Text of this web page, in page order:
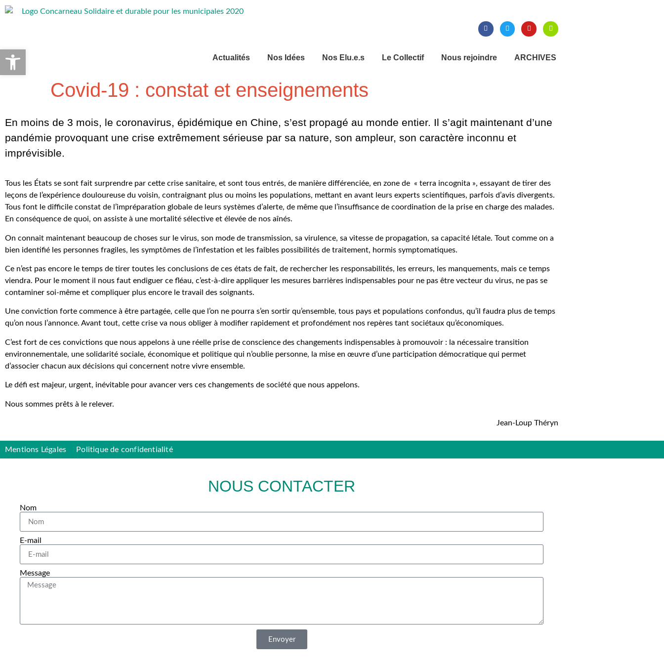
Actualités Nos Idées Nos Elu.e.s Le Collectif Nous rejoindre ARCHIVES
Covid-19 : constat et enseignements
En moins de 3 mois, le coronavirus, épidémique en Chine, s’est propagé au monde entier. Il s’agit maintenant d’une
pandémie provoquant une crise extrêmement sérieuse par sa nature, son ampleur, son caractère inconnu et
imprévisible.
Tous les États se sont fait surprendre par cette crise sanitaire, et sont tous entrés, de manière différenciée, en zone de « terra incognita », essayant de tirer des
leçons de l’expérience douloureuse du voisin, contraignant plus ou moins les populations, mettant en avant leurs experts scientifiques, parfois d’avis divergents.
Tous font le difficile constat de l’impréparation globale de leurs systèmes d’alerte, de même que l’insuffisance de coordination de la prise en charge des malades.
En conséquence de quoi, on assiste à une mortalité sélective et élevée de nos aînés.
On connait maintenant beaucoup de choses sur le virus, son mode de transmission, sa virulence, sa vitesse de propagation, sa capacité létale. Tout comme on a
bien identifié les personnes fragiles, les symptômes de l’infestation et les faibles possibilités de traitement, hormis symptomatiques.
Ce n’est pas encore le temps de tirer toutes les conclusions de ces états de fait, de rechercher les responsabilités, les erreurs, les manquements, mais ce temps
viendra. Pour le moment il nous faut endiguer ce fléau, c’est-à-dire appliquer les mesures barrières indispensables pour ne pas être vecteur du virus, ne pas se
contaminer soi-même et compliquer plus encore le travail des soignants.
Une conviction forte commence à être partagée, celle que l’on ne pourra s’en sortir qu’ensemble, tous pays et populations confondus, qu’il faudra plus de temps
qu’on nous l’annonce. Avant tout, cette crise va nous obliger à modifier rapidement et profondément nos repères tant sociétaux qu’économiques.
C’est fort de ces convictions que nous appelons à une réelle prise de conscience des changements indispensables à promouvoir : la nécessaire transition
environnementale, une solidarité sociale, économique et politique qui n’oublie personne, la mise en œuvre d’une participation démocratique qui permet
d’associer chacun aux décisions qui concernent notre vivre ensemble.
Le défi est majeur, urgent, inévitable pour avancer vers ces changements de société que nous appelons.
Nous sommes prêts à le relever.
Jean-Loup Théryn
Mentions Légales Politique de confidentialité
NOUS CONTACTER
Nom
E-mail
Message
Envoyer
Ouvrir la barre d’outils